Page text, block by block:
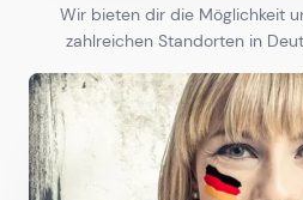
15Ausbildungen
Ruhrgebiet
Wir bieten dir die Möglichkeit
zahlreichen Standorten in